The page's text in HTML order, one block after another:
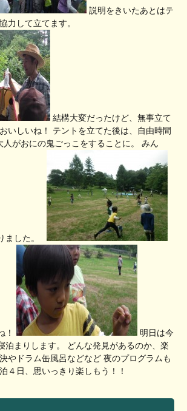
説明をきいたあとはテ
力して立てます。
結構大変だったけど、無事立て
いしいね！ テントを立てた後は、自由時間
人がおにの鬼ごっこをすることに。 みん
ました。
！
明日は今
泊まりします。 どんな発見があるのか、楽
やドラム缶風呂などなど 夜のプログラムも
４日、思いっきり楽しもう！！